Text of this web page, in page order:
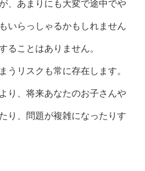
、あまりにも大変で途中でや
いらっしゃるかもしれません
ることはありません。
うリスクも常に存在します。
り、将来あなたのお子さんや
り、問題が複雑になったりす